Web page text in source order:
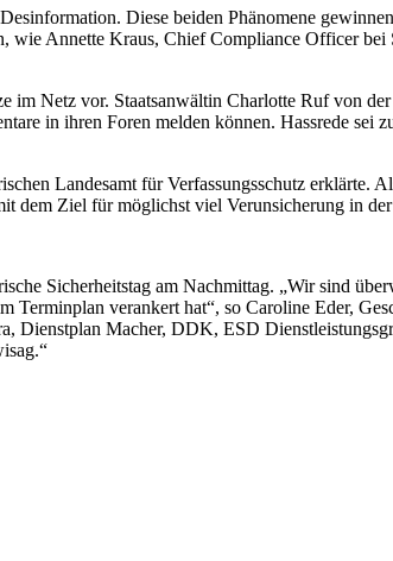
Diese beiden Phänomene
wie Annette Kraus, Chief Compliance Officer
im Netz vor. Staatsanwältin Charlotte Ruf von
in ihren Foren melden können. Hassrede sei
Landesamt für Verfassungsschutz erklärte.
dem Ziel für möglichst viel Verunsicherung in
Sicherheitstag am Nachmittag. „Wir sind
Terminplan verankert hat“, so Caroline Eder,
Dienstplan Macher, DDK, ESD